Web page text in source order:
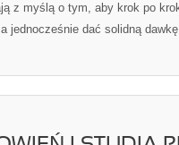
z myślą o tym, aby krok po
jednocześnie dać solidną